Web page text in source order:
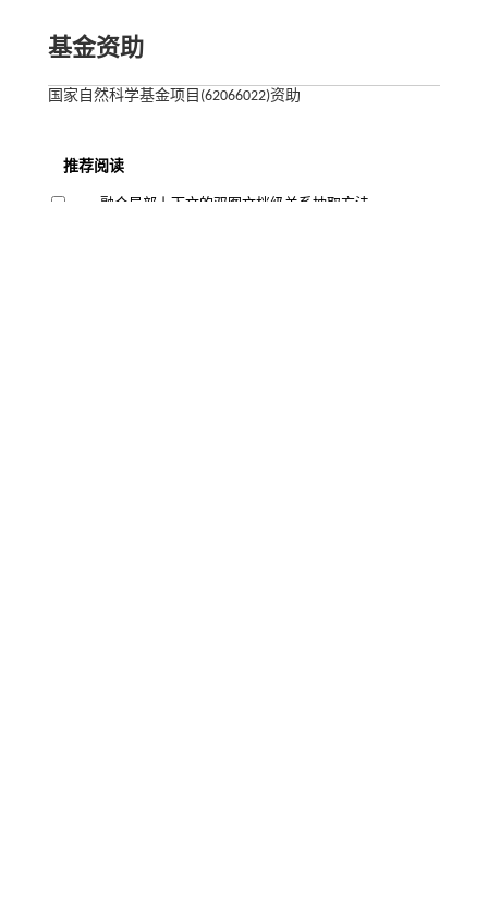
基金资助
国家自然科学基金项目(62066022)资助